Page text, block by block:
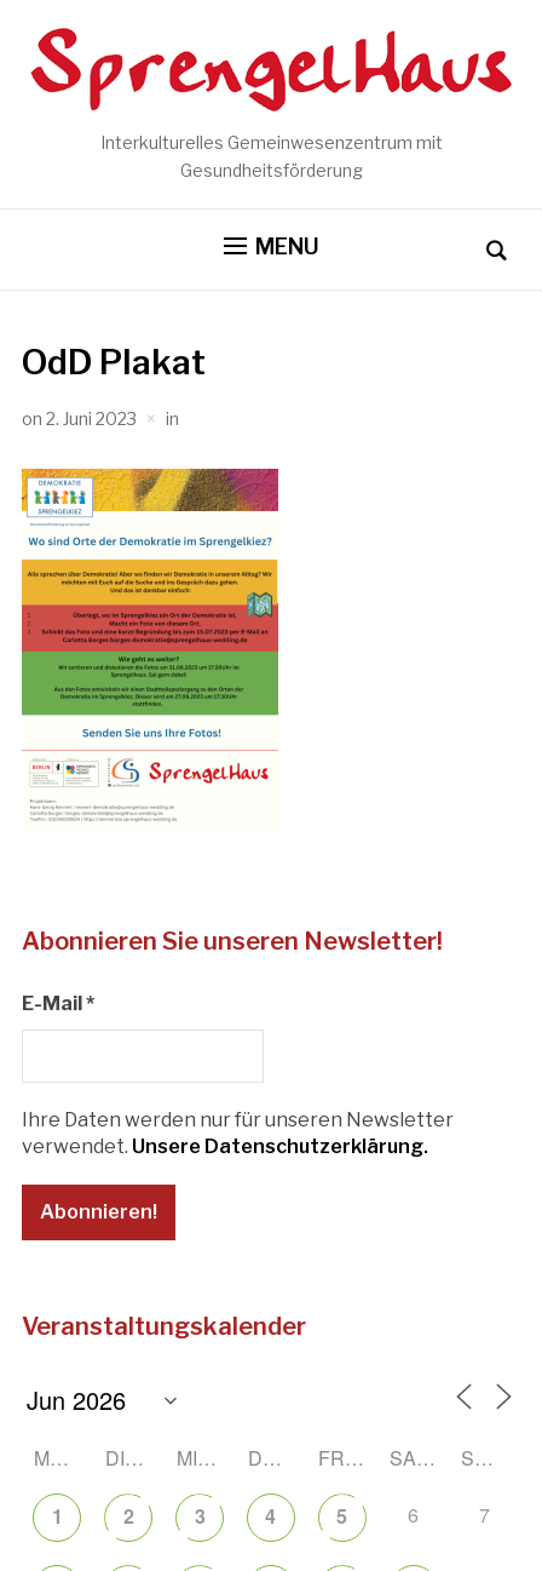
Interkulturelles Gemeinwesenzentrum mit
Gesundheitsförderung
MENU
OdD Plakat
on 2. Juni 2023 in
Abonnieren Sie unseren Newsletter!
E-Mail*
Ihre Daten werden nur für unseren Newsletter
verwendet. Unsere Datenschutzerklärung.
Veranstaltungskalender
MONTAG DIENSTAG MITTWOCH DONNERSTAG FREITAG SAMSTAG SONNTAG
1 2 3 4 5 6 7